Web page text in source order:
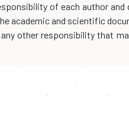
of each author
academic and scientific
other responsibility that